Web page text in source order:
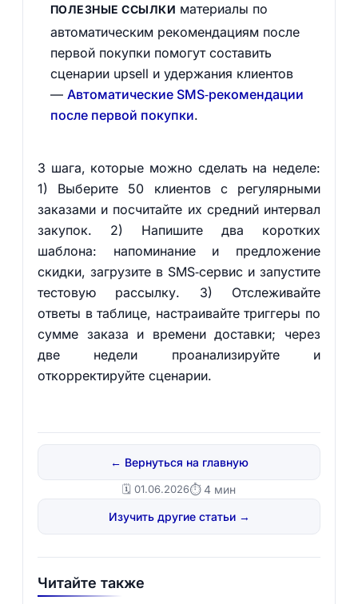
ПОЛЕЗНЫЕ ССЫЛКИ материалы по
автоматическим рекомендациям после
первой покупки помогут составить
сценарии upsell и удержания клиентов
— Автоматические SMS‑рекомендации
после первой покупки.
3 шага, которые можно сделать на неделе:
1) Выберите 50 клиентов с регулярными
заказами и посчитайте их средний интервал
закупок. 2) Напишите два коротких
шаблона: напоминание и предложение
скидки, загрузите в SMS‑сервис и запустите
тестовую рассылку. 3) Отслеживайте
ответы в таблице, настраивайте триггеры по
сумме заказа и времени доставки; через
две недели проанализируйте и
откорректируйте сценарии.
← Вернуться на главную
🗓️ 01.06.2026⏱ 4 мин
Изучить другие статьи →
Читайте также